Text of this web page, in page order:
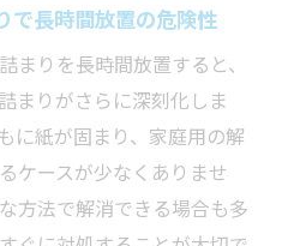
で長時間放置の危険性
まりを長時間放置すると、
まりがさらに深刻化しま
に紙が固まり、家庭用の解
ケースが少なくありませ
方法で解消できる場合も多